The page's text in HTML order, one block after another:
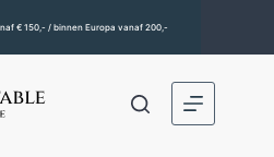
€ 150,- / binnen Europa vanaf 200,-